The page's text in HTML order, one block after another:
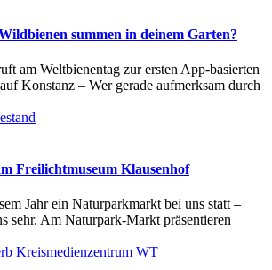
summen in deinem Garten?
am Weltbienentag zur ersten App-basierten
Konstanz – Wer gerade aufmerksam durch
Freilichtmuseum Klausenhof
Jahr ein Naturparkmarkt bei uns statt –
sehr. Am Naturpark-Markt präsentieren